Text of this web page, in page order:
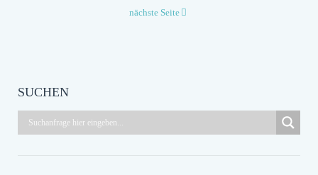
nächste Seite
SUCHEN